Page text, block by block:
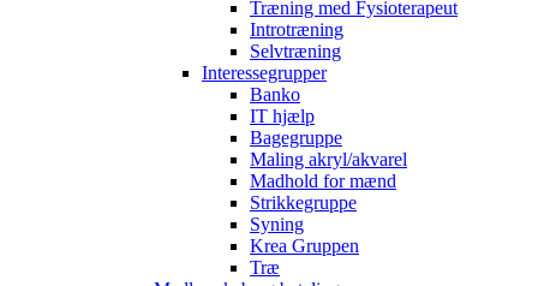
Træning med Fysioterapeut
Introtræning
Selvtræning
Interessegrupper
Banko
IT hjælp
Bagegruppe
Maling akryl/akvarel
Madhold for mænd
Strikkegruppe
Syning
Krea Gruppen
Træ